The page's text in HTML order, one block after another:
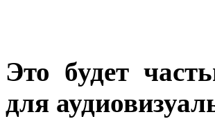
Это будет
для